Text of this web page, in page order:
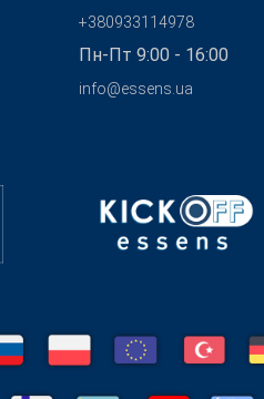
+380933114978
Пн-Пт 9:00 - 16:00
info@essens.ua